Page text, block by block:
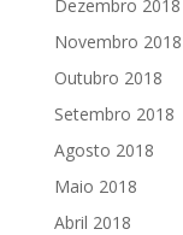
Dezembro 2018
Novembro 2018
Outubro 2018
Setembro 2018
Agosto 2018
Maio 2018
Abril 2018